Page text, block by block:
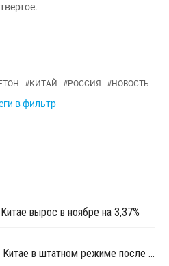
#КИТАЙ #РОССИЯ #НОВОСТЬ
в фильтр
вырос в ноябре на 3,37%
ZPC загрузила завод БФА в Китае в штатном режиме после перезапуска